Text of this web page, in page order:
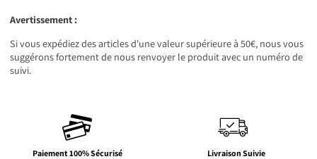
Avertissement :
Si vous expédiez des articles d'une valeur supérieure à 50€, nous vous
suggérons fortement de nous renvoyer le produit avec un numéro de
suivi.
Paiement 100% Sécurisé
Livraison Suivie